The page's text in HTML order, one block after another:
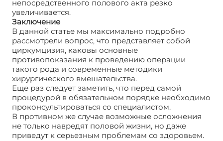
непосредственного полового акта резко
увеличивается.
Заключение
В данной статье мы максимально подробно
рассмотрели вопрос, что представляет собой
циркумцизия, каковы основные
противопоказания к проведению операции
такого рода и современные методики
хирургического вмешательства.
Еще раз следует заметить, что перед самой
процедурой в обязательном порядке необходимо
проконсультироваться со специалистом.
В противном же случае возможные осложнения
не только навредят половой жизни, но даже
приведут к серьезным проблемам со здоровьем.